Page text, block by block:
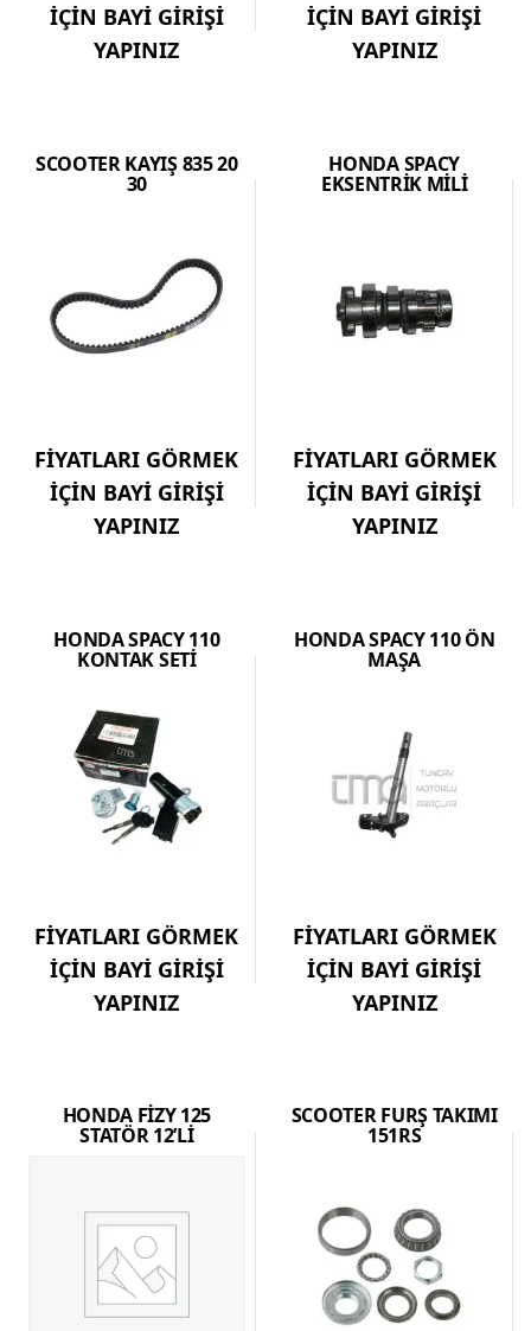
İÇİN BAYİ GİRİŞİ
YAPINIZ
İÇİN BAYİ GİRİŞİ
YAPINIZ
SCOOTER KAYIŞ 835 20
30
FİYATLARI GÖRMEK
İÇİN BAYİ GİRİŞİ
YAPINIZ
HONDA SPACY
EKSENTRİK MİLİ
FİYATLARI GÖRMEK
İÇİN BAYİ GİRİŞİ
YAPINIZ
HONDA SPACY 110
KONTAK SETİ
FİYATLARI GÖRMEK
İÇİN BAYİ GİRİŞİ
YAPINIZ
HONDA SPACY 110 ÖN
MAŞA
FİYATLARI GÖRMEK
İÇİN BAYİ GİRİŞİ
YAPINIZ
HONDA FİZY 125
STATÖR 12’Lİ
SCOOTER FURŞ TAKIMI
151RS